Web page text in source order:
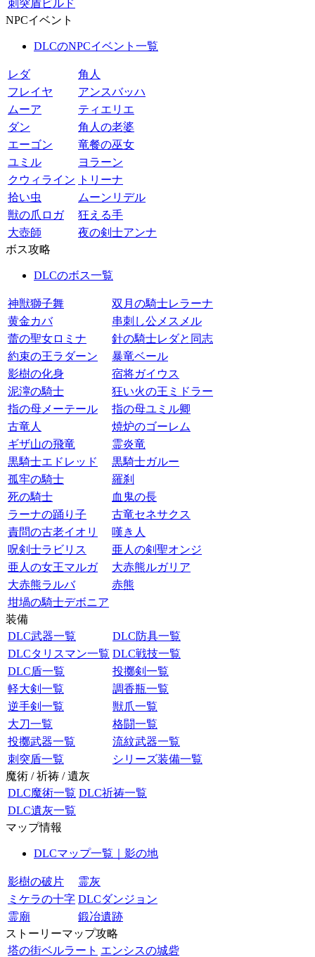
刺突盾ビルド
NPCイベント
DLCのNPCイベント一覧
レダ
角人
フレイヤ
アンスバッハ
ムーア
ティエリエ
ダン
角人の老婆
エーゴン
竜餐の巫女
ユミル
ヨラーン
クウィライン
トリーナ
拾い虫
ムーンリデル
獣の爪ロガ
狂える手
大壺師
夜の剣士アンナ
ボス攻略
DLCのボス一覧
神獣獅子舞
双月の騎士レラーナ
黄金カバ
串刺し公メスメル
蕾の聖女ロミナ
針の騎士レダと同志
約束の王ラダーン
暴竜ベール
影樹の化身
宿将ガイウス
泥濘の騎士
狂い火の王ミドラー
指の母メーテール
指の母ユミル卿
古竜人
焼炉のゴーレム
ギザ山の飛竜
霊炎竜
黒騎士エドレッド
黒騎士ガルー
孤牢の騎士
羅刹
死の騎士
血鬼の長
ラーナの踊り子
古竜セネサクス
責問の古老イオリ
嘆き人
呪剣士ラビリス
亜人の剣聖オンジ
亜人の女王マルガ
大赤熊ルガリア
大赤熊ラルバ
赤熊
坩堝の騎士デボニア
装備
DLC武器一覧
DLC防具一覧
DLCタリスマン一覧 DLC戦技一覧
DLC盾一覧
投擲剣一覧
軽大剣一覧
調香瓶一覧
逆手剣一覧
獣爪一覧
大刀一覧
格闘一覧
投擲武器一覧
流紋武器一覧
刺突盾一覧
シリーズ装備一覧
魔術 / 祈祷 / 遺灰
DLC魔術一覧 DLC祈祷一覧
DLC遺灰一覧
マップ情報
DLCマップ一覧｜影の地
影樹の破片
霊灰
ミケラの十字 DLCダンジョン
霊廟
鍛冶遺跡
ストーリーマップ攻略
塔の街ベルラート エンシスの城砦